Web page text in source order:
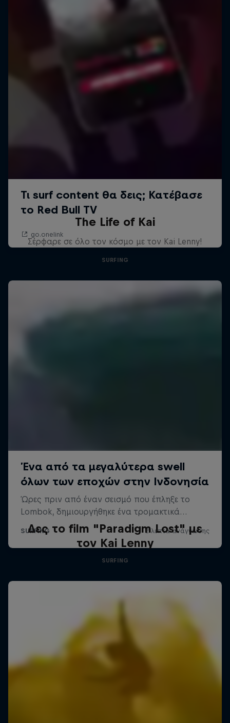
Τhe Life of Kai
Σέρφαρε σε όλο τον κόσμο με τον Kai Lenny!
SURFING
Δες το film "Paradigm Lost" με
τον Kai Lenny
SURFING